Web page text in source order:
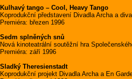
Kulhavý tango – Cool, Heavy Tango
Koprodukční představení Divadla Archa a
Premiéra: březen 1996
Sedm splněných snů
Nová kinoteatrální soutěžní hra
Premiéra: září 1996
Sladký Theresienstadt
Koprodukční projekt Divadla Archa a En